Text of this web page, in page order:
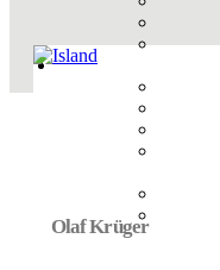
Olaf Krü­ger